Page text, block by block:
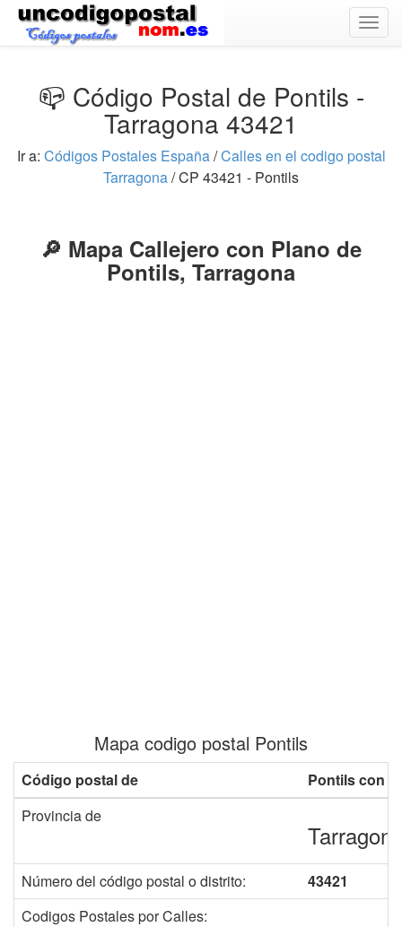
📪 Código Postal de Pontils -
Tarragona 43421
Ir a: Códigos Postales España/Calles en el codigo postal
Tarragona/ CP 43421 - Pontils
🔎 Mapa Callejero con Plano de
Pontils, Tarragona
Mapa codigo postal Pontils
Código postal de
Pontils con
Provincia de
Número del código postal o distrito:
43421
Codigos Postales por Calles: